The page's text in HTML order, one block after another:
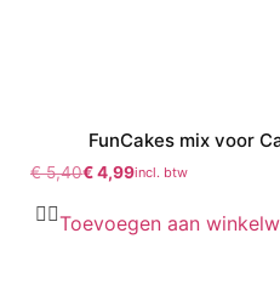
FunCakes mix voor
€5,40€4,99incl. btw
Toevoegen aan